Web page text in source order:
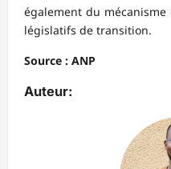
également du
législatifs de transition.
Source : ANP
Auteur: